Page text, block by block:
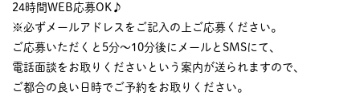
24時間WEB応募OK♪
※必ずメールアドレスをご記入の上ご応募ください。
ご応募いただくと5分～10分後にメールとSMSにて、
電話面談をお取りくださいという案内が送られますので、
ご都合の良い日時でご予約をお取りください。